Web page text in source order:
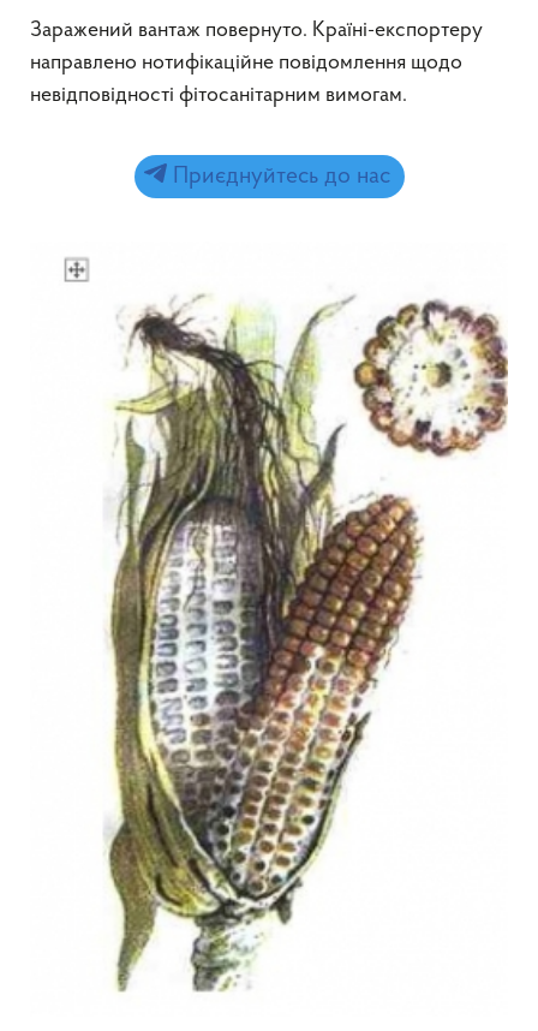
Заражений вантаж повернуто. Країні-експортеру
направлено нотифікаційне повідомлення щодо
невідповідності фітосанітарним вимогам.
Приєднуйтесь до нас